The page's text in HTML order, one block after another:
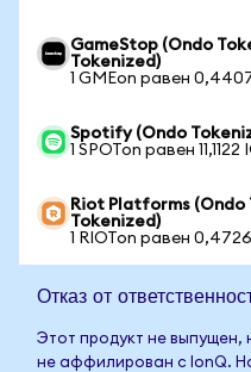
GameStop (Ondo
Tokenized)
1 GMEon равен
Spotify (Ondo
1 SPOTon равен
Riot Platforms (Ondo
Tokenized)
1 RIOTon равен
Отказ от
Этот продукт не
не аффилирован с IonQ.